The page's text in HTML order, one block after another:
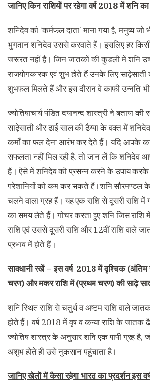
जानिए किन राशियों पर रहेगा वर्ष 2018 में शनि
शनिदेव को ‘कर्मफल दाता’ माना गया है, मनुष्य जो
भुगतान शनिदेव उससे करवाते हैं। इसलिए हर
जरूरत नहीं है। जिन जातकों की कुंडली में शनि
राजयोगकारक एवं शुभ होते हैं उनके लिए साढ़ेसाती
शुभफल मिलते हैं और इस दौरान वे काफी उन्नति
ज्योतिषाचार्य पंडित दयानन्द शास्त्री ने बताया
साढ़ेसाती और ढाई साल की ढैय्या के वक्त में
कर्मों का फल देना आरंभ कर देते हैं। यदि आपके
सफलता नहीं मिल रही है, तो जान लें कि शनिदेव
हैं। ऐसे में शनिदेव को प्रसन्न करने के उपाय
परेशानियों को कम कर सकते हैं।शनि सौरमण्डल
चलने वाला ग्रह हैं। यह एक राशि से दूसरी राशि में
का समय लेते हैं। गोचर करता हुए शनि जिस राशि
राशि एवं उससे दूसरी राशि और 12वीं राशि वाले
प्रभाव में होते हैं।
सावधानी रखें – इस वर्ष 2018 में वृश्चिक (अंतिम
चरण) और मकर राशि में (प्रथम चरण) की साढ़े
शनि स्थित राशि से चतुर्थ व अष्टम राशि वाले
होते हैं। वर्ष 2018 में वृष व कन्या राशि के जातक
ज्योतिष शास्त्र के अनुसार शनि एक पापी ग्रह
अशुभ होते ही उसे नुकसान पहुंचाता है।
जानिए खेलों में कैसा रहेगा भारत का प्रदर्शन इस